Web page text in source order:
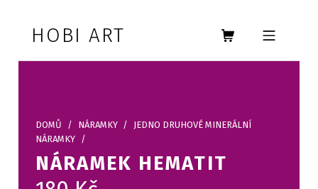
HOBI ART MOBILE MENU
DOMŮ / NÁRAMKY /
JEDNO DRUHOVÉ MINERÁLNÍ
NÁRAMKY
/
NÁRAMEK HEMATIT